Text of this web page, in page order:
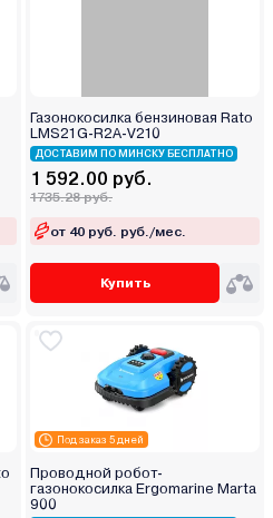
Газонокосилка бензиновая Rato
LMS21G-R2A-V210
ДОСТАВИМ ПО МИНСКУ БЕСПЛАТНО
1 592.00 руб.
1735.28 руб.
от 40 руб. руб./мес.
Купить
Под заказ 5 дней
Проводной робот-
газонокосилка Ergomarine Marta
900